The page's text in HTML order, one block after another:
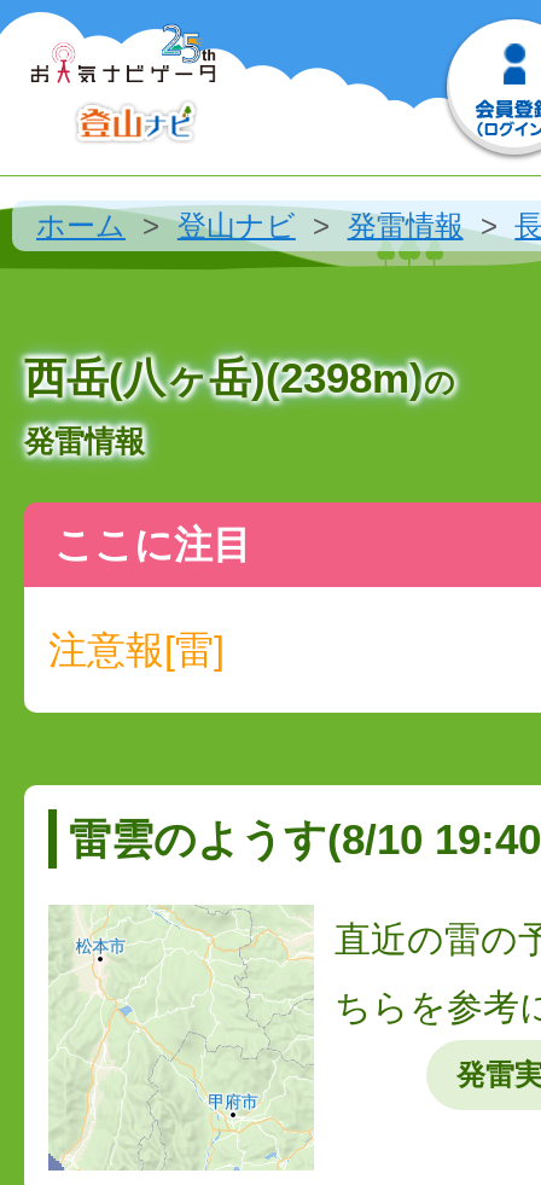
ホーム 登山ナビ 発雷情報
西岳(八ヶ岳)(2398m)の
発雷情報
ここに注目
注意報[雷]
雷雲のようす(8/10
直近の雷の
ちらを参考
発雷